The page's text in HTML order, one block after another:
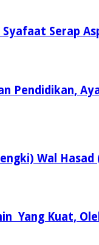
Syafaat Serap
Pendidikan,
Wal Hasad
Yang Kuat,